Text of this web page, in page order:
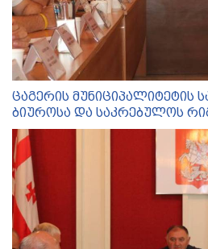
ცაგერის მუნიციპალიტეტის
ბიუროსა და საკრებულოს